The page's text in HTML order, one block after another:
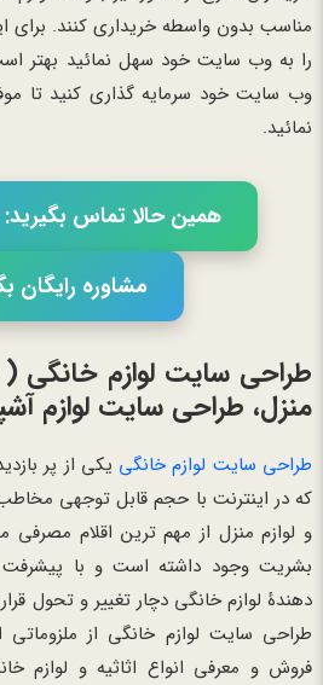
مناسب بدون واسطه خریداری کنند. برای
را به وب سایت خود سهل نمائید بهتر
وب سایت خود سرمایه گذاری کنید تا
نمائید.
همین حالا تماس بگیرید: 02166056460
مشاوره رایگان
طراحی سایت لوازم خانگی
منزل، طراحی سایت لوازم
طراحی سایت لوازم خانگی یکی از پر
که در اینترنت با حجم قابل توجهی
و لوازم منزل از مهم ترین اقلام مصرفی
بشریت وجود داشته است و با پیشرفت
دهندۀ لوازم خانگی دچار تغییر و تحول
طراحی سایت لوازم خانگی از
فروش و معرفی انواع اثاثیه و لوازم